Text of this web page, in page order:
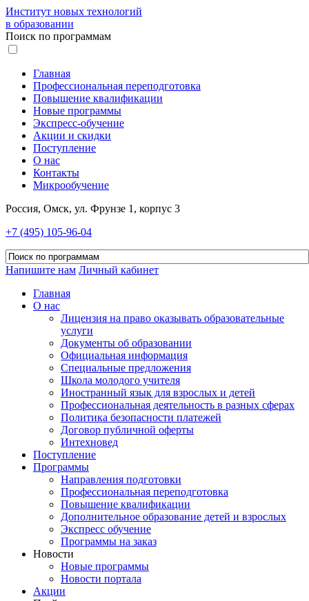
Институт новых технологий
в образовании
Поиск по программам
Главная
Профессиональная переподготовка
Повышение квалификации
Новые программы
Экспресс-обучение
Акции и скидки
Поступление
О нас
Контакты
Микрообучение
Россия, Омск, ул. Фрунзе 1, корпус 3
+7 (495) 105-96-04
Напишите нам Личный кабинет
Главная
О нас
Лицензия на право оказывать образовательные
услуги
Документы об образовании
Официальная информация
Специальные предложения
Школа молодого учителя
Иностранный язык для взрослых и детей
Профессиональная деятельность в разных сферах
Политика безопасности платежей
Договор публичной оферты
Интехновед
Поступление
Программы
Направления подготовки
Профессиональная переподготовка
Повышение квалификации
Дополнительное образование детей и взрослых
Экспресс обучение
Программы на заказ
Новости
Новые программы
Новости портала
Акции